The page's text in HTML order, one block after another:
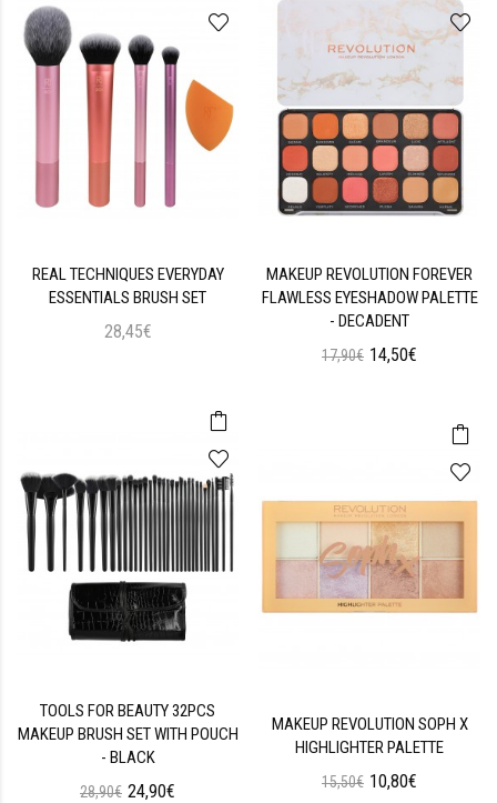
REAL TECHNIQUES EVERYDAY
ESSENTIALS BRUSH SET
28,45€
TOOLS FOR BEAUTY 32PCS
MAKEUP BRUSH SET WITH POUCH
- BLACK
28,90€ 24,90€
MAKEUP REVOLUTION FOREVER
FLAWLESS EYESHADOW PALETTE
- DECADENT
17,90€ 14,50€
MAKEUP REVOLUTION SOPH X
HIGHLIGHTER PALETTE
15,50€ 10,80€